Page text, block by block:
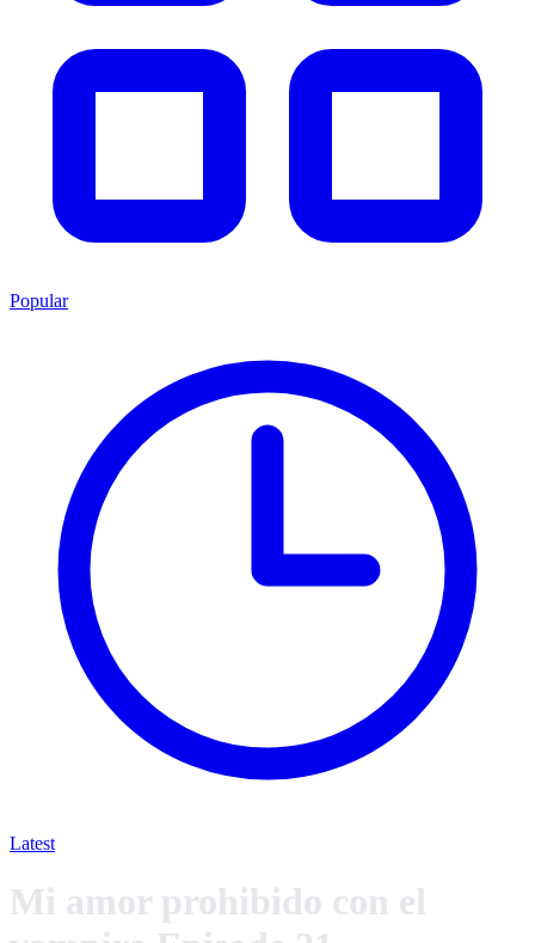
Popular
Latest
Mi amor prohibido con el